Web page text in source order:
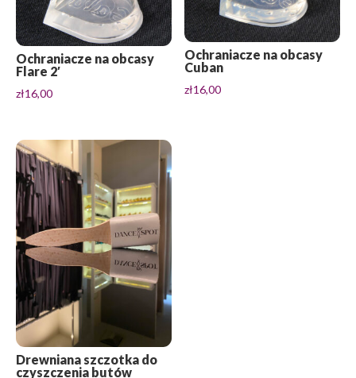
Ochraniacze na obcasy
Flare 2′
zł16,00
Ochraniacze na obcasy
Cuban
zł16,00
Drewniana szczotka do
czyszczenia butów